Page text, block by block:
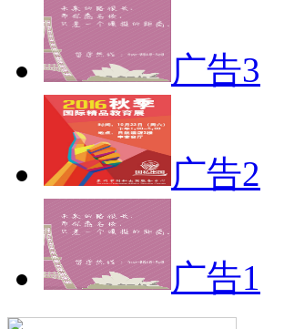
广告3
广告2
广告1